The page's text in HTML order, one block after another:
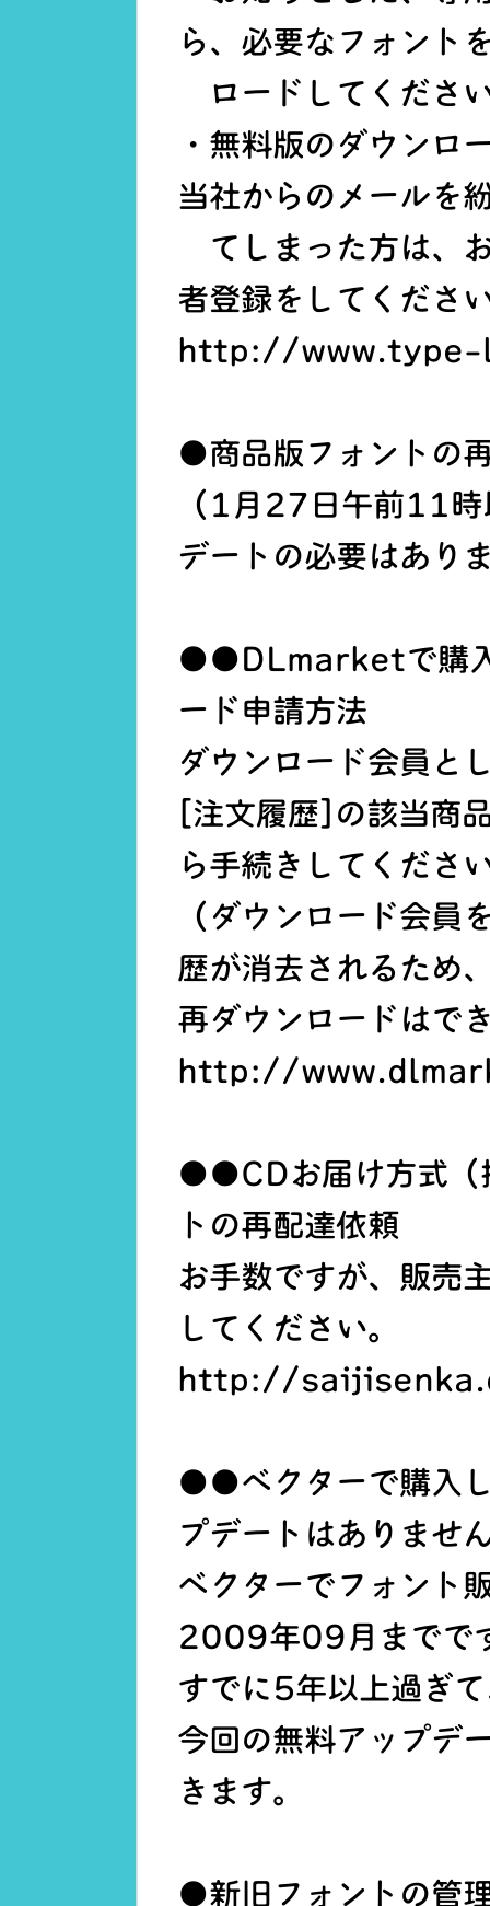
ら、必要なフォント
ロードしてくださ
・無料版のダウンロ
当社からのメールを
てしまった方は、
者登録をしてくださ
http://
●商品版フォントの
（1月27日午前11時
デートの必要はあり
●●DLmarketで購入
ード申請方法
ダウンロード会員と
[注文履歴]の該当商
ら手続きしてくださ
（ダウンロード会員
歴が消去されるため
再ダウンロードはで
http://
●●CDお届け方式（
トの再配達依頼
お手数ですが、販売
してください。
http://
●●ベクターで購入
プデートはありませ
ベクターでフォント
2009年09月までで
すでに5年以上過ぎ
今回の無料アップデ
きます。
●新旧フォントの管